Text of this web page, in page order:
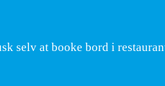
selv at booke bord i